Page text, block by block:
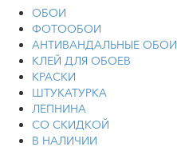
ОБОИ
ФОТООБОИ
АНТИВАНДАЛЬНЫЕ ОБОИ
КЛЕЙ ДЛЯ ОБОЕВ
КРАСКИ
ШТУКАТУРКА
ЛЕПНИНА
СО СКИДКОЙ
В НАЛИЧИИ